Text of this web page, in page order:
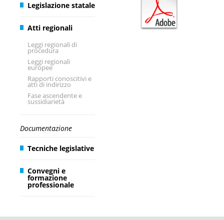
Legislazione statale
Atti regionali
Leggi regionali di
procedura
Leggi regionali
europee
Rapporti conoscitivi e
atti di indirizzo
Fase ascendente e
sussidiarietà
Documentazione
Tecniche legislative
Convegni e
formazione
professionale